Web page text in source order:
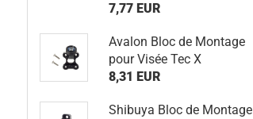
7,77 EUR
Avalon Bloc de Montage
pour Visée Tec X
8,31 EUR
Shibuya Bloc de Montage